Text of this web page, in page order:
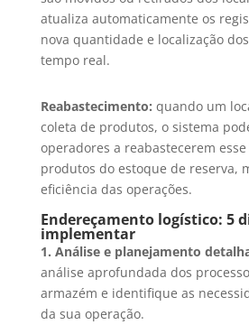
atualiza automaticamente os
nova quantidade e localização
tempo real.
Reabastecimento: quando um
coleta de produtos, o sistema
operadores a reabastecerem
produtos do estoque de reserva,
eficiência das operações.
Endereçamento logístico: 5
implementar
1. Análise e planejamento
análise aprofundada dos
armazém e identifique as
da sua operação.